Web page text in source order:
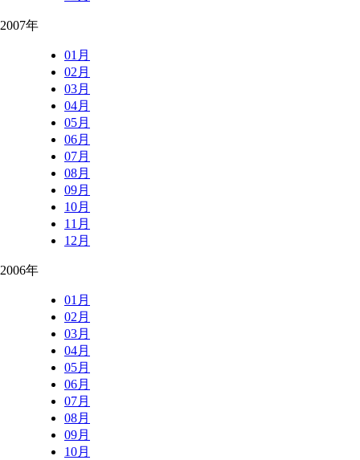
2007年
01月
02月
03月
04月
05月
06月
07月
08月
09月
10月
11月
12月
2006年
01月
02月
03月
04月
05月
06月
07月
08月
09月
10月